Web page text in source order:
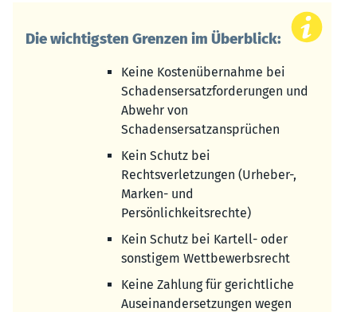
Die wichtigsten Grenzen im Überblick:
Keine Kostenübernahme bei
Schadensersatzforderungen und
Abwehr von
Schadensersatzansprüchen
Kein Schutz bei
Rechtsverletzungen (Urheber-,
Marken- und
Persönlichkeitsrechte)
Kein Schutz bei Kartell- oder
sonstigem Wettbewerbsrecht
Keine Zahlung für gerichtliche
Auseinandersetzungen wegen